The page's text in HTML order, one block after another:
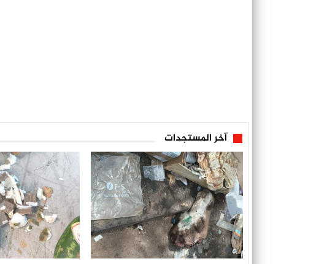
آخر المستجدات